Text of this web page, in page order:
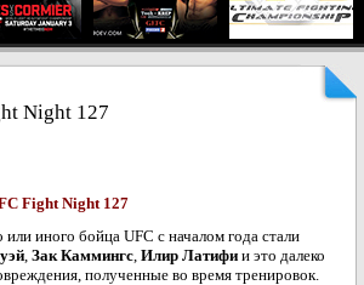
Night 127
Fight Night 127
иного бойца UFC с началом года стали
, Зак Каммингс, Илир Латифии это далеко
полученные во время тренировок.